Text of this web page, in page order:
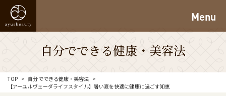
Menu
自分でできる健康・美容法
TOP
自分でできる健康・美容法
【アーユルヴェーダライフスタイル】暑い夏を快適に健康に過ごす知恵